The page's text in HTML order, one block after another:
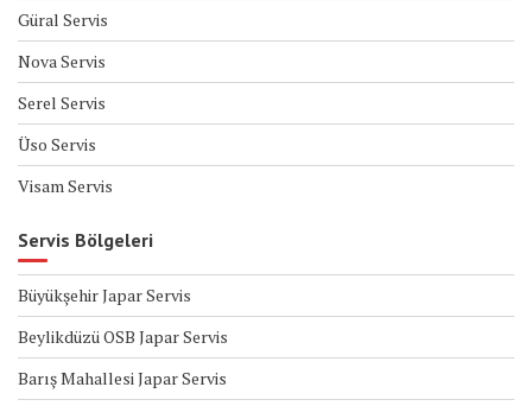
Güral Servis
Nova Servis
Serel Servis
Üso Servis
Visam Servis
Servis Bölgeleri
Büyükşehir Japar Servis
Beylikdüzü OSB Japar Servis
Barış Mahallesi Japar Servis